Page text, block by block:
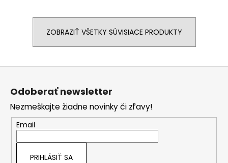
ZOBRAZIŤ VŠETKY SÚVISIACE PRODUKTY
Z
Odoberať newsletter
Nezmeškajte žiadne novinky či zľavy!
Email
PRIHLÁSIŤ SA